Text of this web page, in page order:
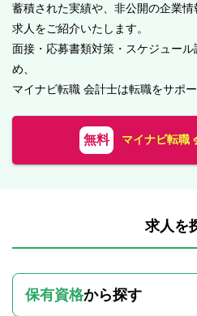
蓄積された実績や、非公開の企業
求人をご紹介いたします。
面接・応募書類対策・スケジュー
め、
マイナビ転職 会計士は転職をサポー
無料 マイナビ転職
求人を
保有資格から探す